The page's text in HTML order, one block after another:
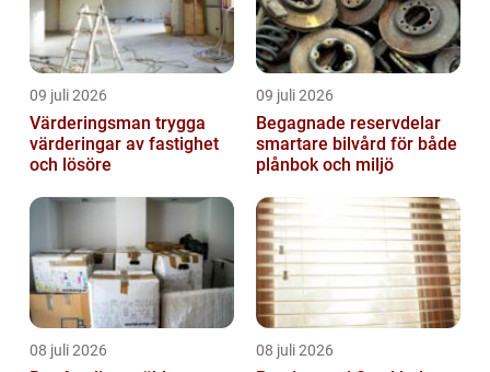
09 juli 2026
Värderingsman trygga
värderingar av fastighet
och lösöre
09 juli 2026
Begagnade reservdelar
smartare bilvård för både
plånbok och miljö
08 juli 2026 08 juli 2026